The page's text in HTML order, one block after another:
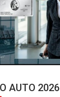
AUTO 2026